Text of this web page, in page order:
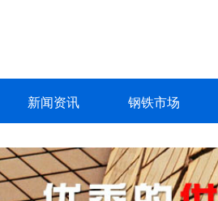
新闻资讯 钢铁市场